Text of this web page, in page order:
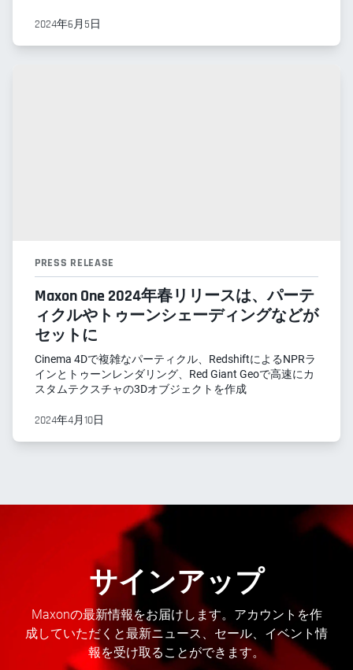
2024年6月5日
PRESS RELEASE
Maxon One 2024年春リリースは、パーテ
ィクルやトゥーンシェーディングなどが
セットに
Cinema 4Dで複雑なパーティクル、RedshiftによるNPRラ
インとトゥーンレンダリング、Red Giant Geoで高速にカ
スタムテクスチャの3Dオブジェクトを作成
2024年4月10日
サインアップ
Maxonの最新情報をお届けします。アカウントを作
成していただくと最新ニュース、セール、イベント情
報を受け取ることができます。